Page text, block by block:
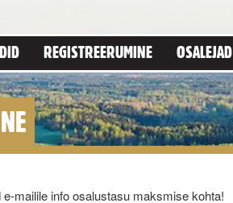
REGISTREERUMINE OSALEJAD
mailile info osalustasu maksmise kohta!